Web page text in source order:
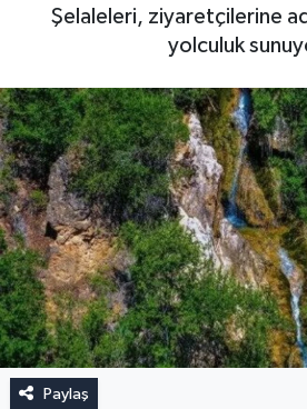
Şelaleleri, ziyaretçilerine
yolculuk
Paylaş
Haber Arşivi